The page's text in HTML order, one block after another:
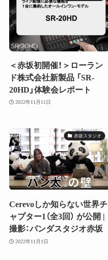
＜赤坂初開催！＞ローラン
ド株式会社新製品 「SR-
20HD」体験会レポート
2022年11月11日
赤坂スタジオ
Cerevoしか知らない世界チ
ャプター1（全3回） が公開 |
撮影：パンダスタジオ赤坂
2022年11月1日